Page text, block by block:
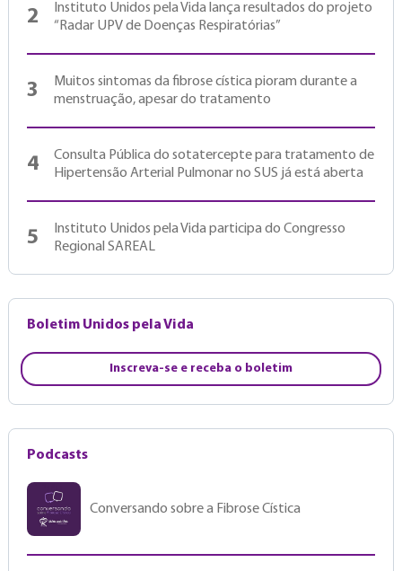
2
Instituto Unidos pela Vida lança resultados do projeto
“Radar UPV de Doenças Respiratórias”
3
Muitos sintomas da fibrose cística pioram durante a
menstruação, apesar do tratamento
4
Consulta Pública do sotatercepte para tratamento de
Hipertensão Arterial Pulmonar no SUS já está aberta
5
Instituto Unidos pela Vida participa do Congresso
Regional SAREAL
Boletim Unidos pela Vida
Inscreva-se e receba o boletim
Podcasts
Conversando sobre a Fibrose Cística